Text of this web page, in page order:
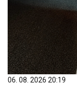
06. 08. 2026 20:19